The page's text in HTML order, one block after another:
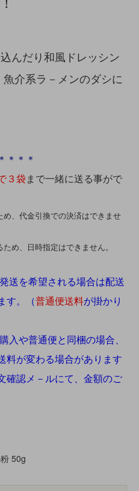
んだり和風ドレッシン
介系ラ－メンのダシに
＊＊＊
３袋まで一緒に送る事がで
、代金引換での決済はできませ
め、日時指定はできません。
送を希望される場合は配送
す。（普通便送料が掛かり
や普通便と同梱の場合、
料が変わる場合があります
確認メ－ルにて、金額のご
50g